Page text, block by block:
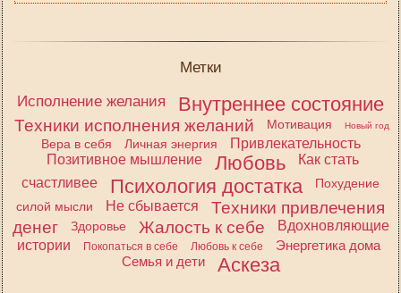
Метки
Исполнение желания
Внутреннее состояние
Техники исполнения желаний Мотивация Новый год
Вера в себя Личная энергия
Привлекательность
Позитивное мышление
Любовь
Как стать
счастливее
Психология достатка
Похудение
силой мысли
Не сбывается
Техники привлечения
денег
Здоровье Жалость к себе
Вдохновляющие
истории
Покопаться в себе Любовь к себе
Энергетика дома
Семья и дети
Аскеза